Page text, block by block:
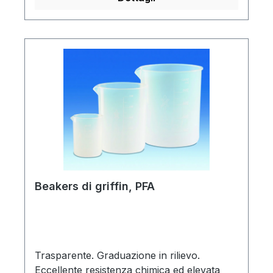
Beakers di griffin, PFA
Trasparente. Graduazione in rilievo.
Eccellente resistenza chimica ed elevata